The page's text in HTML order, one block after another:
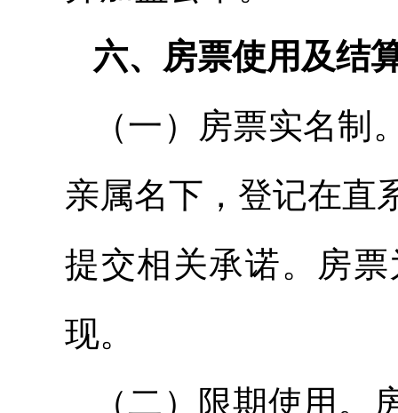
六、房票使用及结
（一）房票实名
亲属名下，登记在直
提交相关承诺。房
现。
（二）限期使用